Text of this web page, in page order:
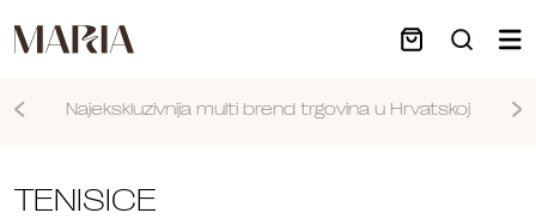
Najekskluzivnija multi brend trgovina u Hrvatskoj
TENISICE